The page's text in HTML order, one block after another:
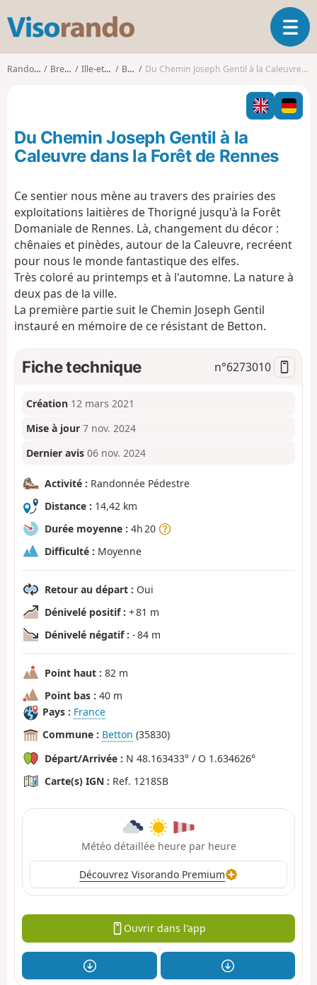
s
o
O
u
i
r
l
t
o
n
Randonnées Bretagne Ille-et-Vilaine Betton Du Chemin Joseph Gentil à la Caleuvre dans la Forêt de Rennes
Du Chemin Joseph Gentil à la
Caleuvre dans la Forêt de Rennes
Ce sentier nous mène au travers des prairies des
exploitations laitières de Thorigné jusqu'à la Forêt
Domaniale de Rennes. Là, changement du décor :
chênaies et pinèdes, autour de la Caleuvre, recréent
pour nous le monde fantastique des elfes.
Très coloré au printemps et à l'automne. La nature à
deux pas de la ville.
La première partie suit le Chemin Joseph Gentil
instauré en mémoire de ce résistant de Betton.
Fiche technique n°6273010
Création 12 mars 2021
Mise à jour 7 nov. 2024
Dernier avis 06 nov. 2024
Activité : Randonnée Pédestre
Distance : 14,42 km
Durée moyenne : 4h 20
Difficulté : Moyenne
Retour au départ : Oui
Dénivelé positif : + 81 m
Dénivelé négatif : - 84 m
Point haut : 82 m
Point bas : 40 m
Pays : France
Commune : Betton (35830)
Départ/Arrivée : N 48.163433° / O 1.634626°
Carte(s) IGN : Ref. 1218SB
Météo détaillée heure par heure
Découvrez Visorando Premium
Ouvrir dans l'app